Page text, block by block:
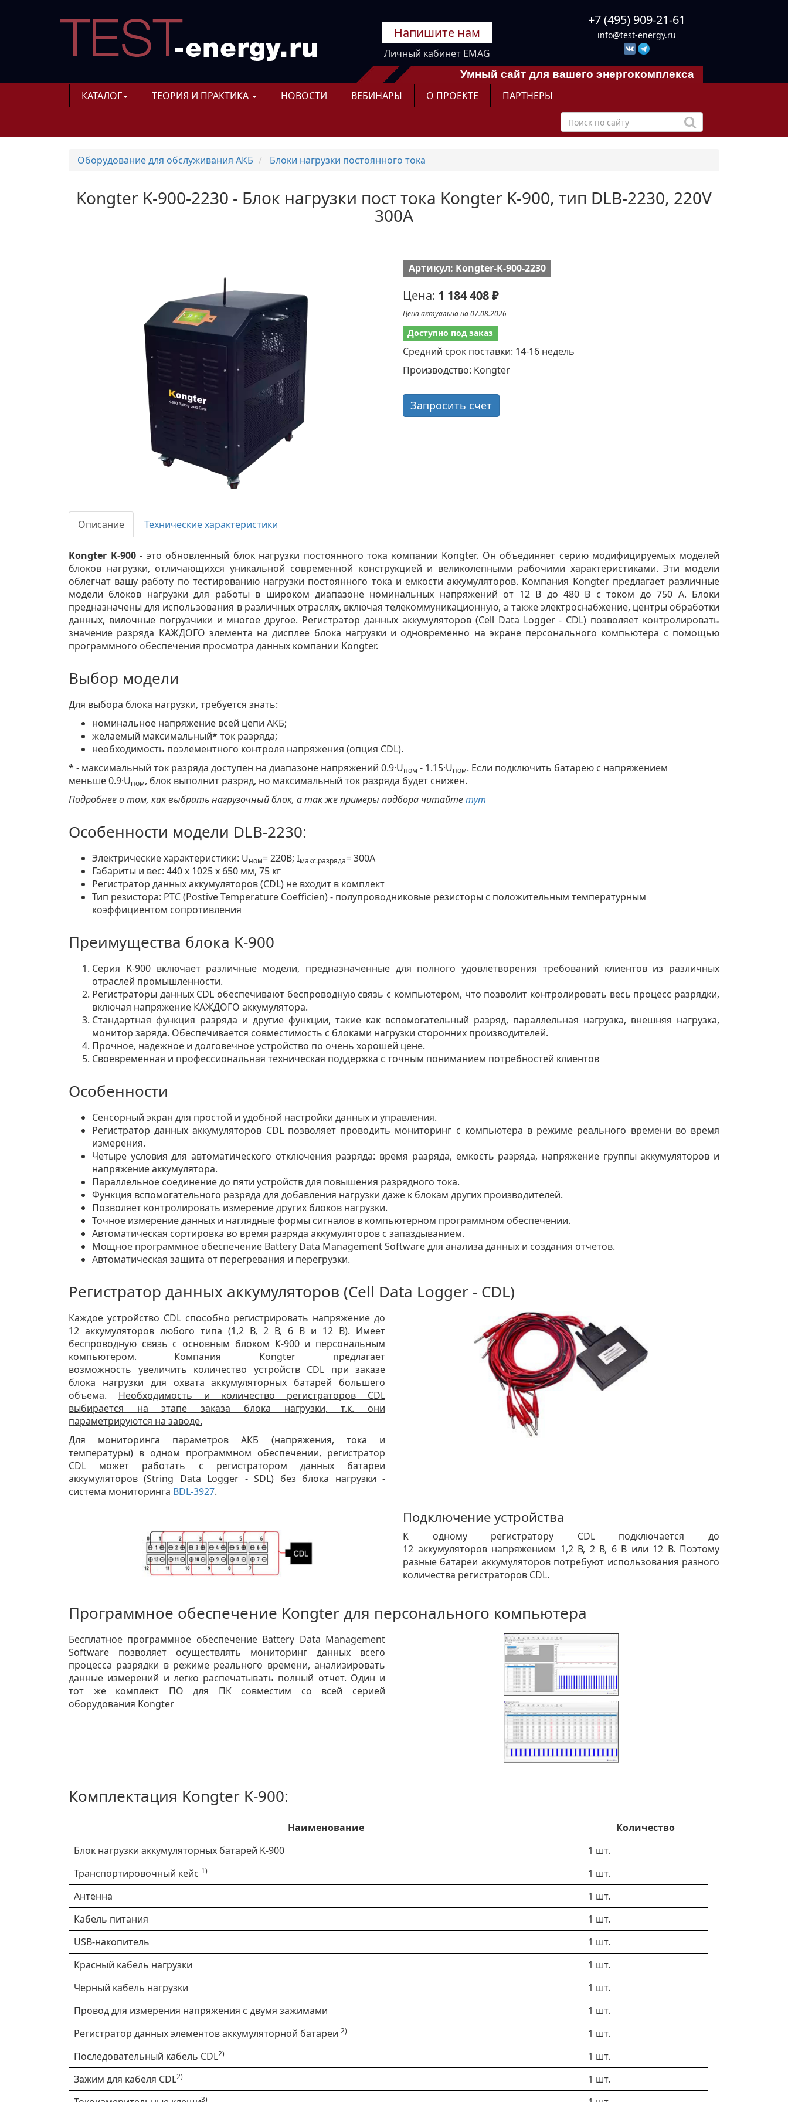
Напишите нам
Личный кабинет EMAG
+7 (495) 909-21-61
info@test-energy.ru
Умный сайт для вашего энергокомплекса
КАТАЛОГ ТЕОРИЯ И ПРАКТИКА НОВОСТИ ВЕБИНАРЫ О ПРОЕКТЕ ПАРТНЕРЫ
Оборудование для обслуживания АКБ Блоки нагрузки постоянного тока
Kongter K-900-2230 - Блок нагрузки пост тока Kongter K-900, тип DLB-2230, 220V
300A
Артикул: Kongter-K-900-2230
Цена: 1 184 408 ₽
Цена актуальна на 07.08.2026
Доступно под заказ
Средний срок поставки: 14-16 недель
Производство: Kongter
Запросить счет
Описание Технические характеристики
Kongter K-900- это обновленный блок нагрузки постоянного тока компании Kongter. Он объединяет серию модифицируемых моделей
блоков нагрузки, отличающихся уникальной современной конструкцией и великолепными рабочими характеристиками. Эти модели
облегчат вашу работу по тестированию нагрузки постоянного тока и емкости аккумуляторов. Компания Kongter предлагает различные
модели блоков нагрузки для работы в широком диапазоне номинальных напряжений от 12 В до 480 В с током до 750 А. Блоки
предназначены для использования в различных отраслях, включая телекоммуникационную, а также электроснабжение, центры обработки
данных, вилочные погрузчики и многое другое. Регистратор данных аккумуляторов (Cell Data Logger - CDL) позволяет контролировать
значение разряда КАЖДОГО элемента на дисплее блока нагрузки и одновременно на экране персонального компьютера с помощью
программного обеспечения просмотра данных компании Kongter.
Выбор модели
Для выбора блока нагрузки, требуется знать:
номинальное напряжение всей цепи АКБ;
желаемый максимальный* ток разряда;
необходимость поэлементного контроля напряжения (опция CDL).
* - максимальный ток разряда доступен на диапазоне напряжений 0.9·Uном - 1.15·Uном. Если подключить батарею с напряжением
меньше 0.9·Uном, блок выполнит разряд, но максимальный ток разряда будет снижен.
Подробнее о том, как выбрать нагрузочный блок, а так же примеры подбора читайтетут
Особенности модели DLB-2230:
Электрические характеристики: Uном= 220В; Iмакс.разряда= 300A
Габариты и вес: 440 x 1025 x 650 мм, 75 кг
Регистратор данных аккумуляторов (CDL) не входит в комплект
Тип резистора: PTC (Postive Temperature Coefficien) - полупроводниковые резисторы с положительным температурным
коэффициентом сопротивления
Преимущества блока K-900
Серия K-900 включает различные модели, предназначенные для полного удовлетворения требований клиентов из различных
отраслей промышленности.
Регистраторы данных CDL обеспечивают беспроводную связь с компьютером, что позволит контролировать весь процесс разрядки,
включая напряжение КАЖДОГО аккумулятора.
Стандартная функция разряда и другие функции, такие как вспомогательный разряд, параллельная нагрузка, внешняя нагрузка,
монитор заряда. Обеспечивается совместимость с блоками нагрузки сторонних производителей.
Прочное, надежное и долговечное устройство по очень хорошей цене.
Своевременная и профессиональная техническая поддержка с точным пониманием потребностей клиентов
Особенности
Сенсорный экран для простой и удобной настройки данных и управления.
Регистратор данных аккумуляторов CDL позволяет проводить мониторинг с компьютера в режиме реального времени во время
измерения.
Четыре условия для автоматического отключения разряда: время разряда, емкость разряда, напряжение группы аккумуляторов и
напряжение аккумулятора.
Параллельное соединение до пяти устройств для повышения разрядного тока.
Функция вспомогательного разряда для добавления нагрузки даже к блокам других производителей.
Позволяет контролировать измерение других блоков нагрузки.
Точное измерение данных и наглядные формы сигналов в компьютерном программном обеспечении.
Автоматическая сортировка во время разряда аккумуляторов с запаздыванием.
Мощное программное обеспечение Battery Data Management Software для анализа данных и создания отчетов.
Автоматическая защита от перегревания и перегрузки.
Регистратор данных аккумуляторов (Cell Data Logger - CDL)
Каждое устройство CDL способно регистрировать напряжение до
12 аккумуляторов любого типа (1,2 В, 2 В, 6 В и 12 В). Имеет
беспроводную связь с основным блоком К-900 и персональным
компьютером. Компания Kongter предлагает
возможность увеличить количество устройств CDL при заказе
блока нагрузки для охвата аккумуляторных батарей большего
объема. Необходимость и количество регистраторов CDL
выбирается на этапе заказа блока нагрузки, т.к. они
параметрируются на заводе.
Для мониторинга параметров АКБ (напряжения, тока и
температуры) в одном программном обеспечении, регистратор
CDL может работать с регистратором данных батареи
аккумуляторов (String Data Logger - SDL) без блока нагрузки -
система мониторинга BDL-3927.
Подключение устройства
К одному регистратору CDL подключается до
12 аккумуляторов напряжением 1,2 В, 2 В, 6 В или 12 В. Поэтому
разные батареи аккумуляторов потребуют использования разного
количества регистраторов CDL.
Программное обеспечение Kongter для персонального компьютера
Бесплатное программное обеспечение Battery Data Management
Software позволяет осуществлять мониторинг данных всего
процесса разрядки в режиме реального времени, анализировать
данные измерений и легко распечатывать полный отчет. Один и
тот же комплект ПО для ПК совместим со всей серией
оборудования Kongter
Комплектация Kongter K-900:
Наименование
Количество
Блок нагрузки аккумуляторных батарей K-900
1 шт.
Транспортировочный кейс 1)
1 шт.
Антенна
1 шт.
Кабель питания
1 шт.
USB-накопитель
1 шт.
Красный кабель нагрузки
1 шт.
Черный кабель нагрузки
1 шт.
Провод для измерения напряжения с двумя зажимами
1 шт.
Регистратор данных элементов аккумуляторной батареи 2)
1 шт.
Последовательный кабель CDL2)
1 шт.
Зажим для кабеля CDL2)
1 шт.
3)